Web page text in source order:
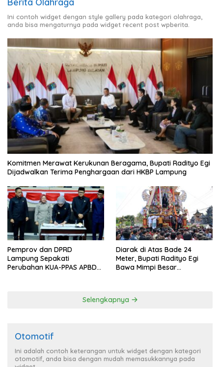
Ini contoh widget dengan style gallery pada kategori olahraga,
anda bisa mengaturnya pada widget recent post wpberita.
Komitmen Merawat Kerukunan Beragama, Bupati Radityo Egi
Dijadwalkan Terima Penghargaan dari HKBP Lampung
Pemprov dan DPRD
Lampung Sepakati
Perubahan KUA-PPAS APBD
Diarak di Atas Bade 24
Meter, Bupati Radityo Egi
Bawa Mimpi Besar
Selengkapnya
Otomotif
Ini adalah contoh keterangan untuk widget dengan kategori
otomotif, anda bisa dengan mudah memasukkannya pada